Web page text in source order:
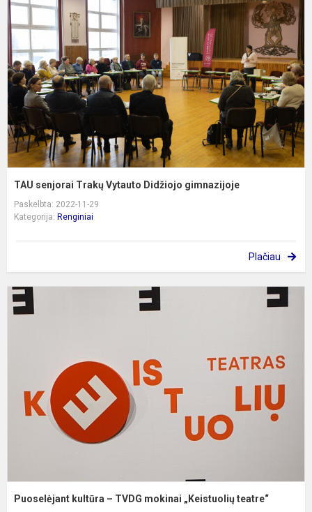
TAU senjorai Trakų Vytauto Didžiojo gimnazijoje
Paskelbta: 2022-11-29
Kategorija: Renginiai
Plačiau
Puoselėjant kultūra – TVDG mokinai „Keistuolių teatre“